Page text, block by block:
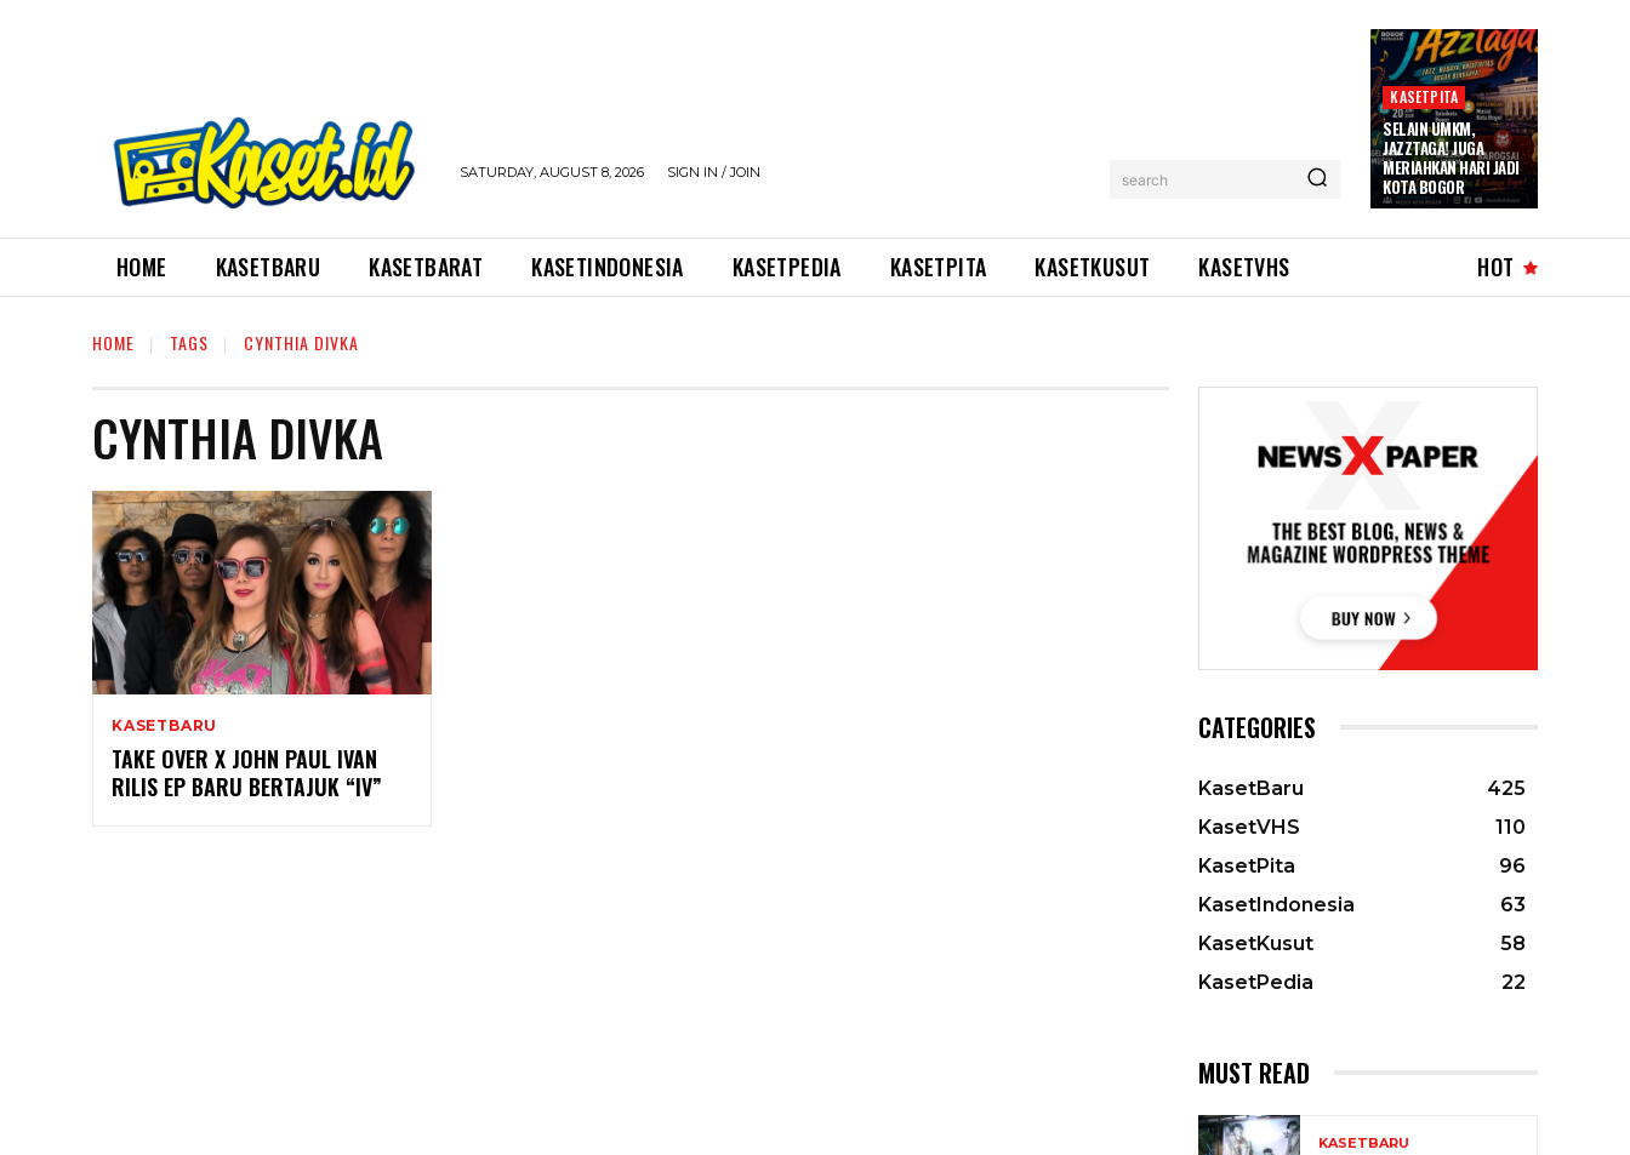
SATURDAY, AUGUST 8, 2026 SIGN IN / JOIN search
KASETPITA
SELAIN UMKM,
JAZZTAGA! JUGA
MERIAHKAN HARI JADI
KOTA BOGOR
HOME KASETBARU KASETBARAT KASETINDONESIA KASETPEDIA KASETPITA KASETKUSUT KASETVHS HOT
HOME TAGS CYNTHIA DIVKA
CYNTHIA DIVKA
KASETBARU
TAKE OVER X JOHN PAUL IVAN
RILIS EP BARU BERTAJUK “IV”
CATEGORIES
KasetBaru
425
KasetVHS
110
KasetPita
96
KasetIndonesia
63
KasetKusut
58
KasetPedia
22
MUST READ
KASETBARU